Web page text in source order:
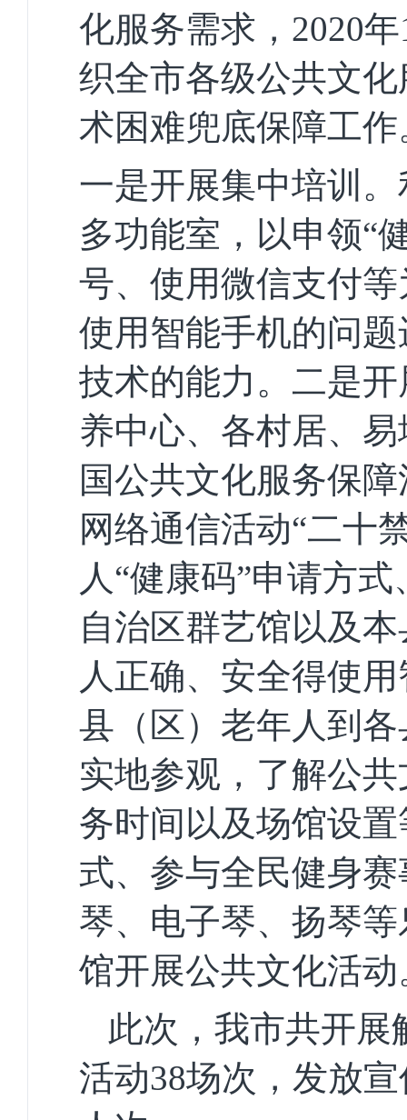
化服务需求，2020
织全市各级公共文
术困难兜底保障工作
一是开展集中培训。
多功能室，以申领“
号、使用微信支付
使用智能手机的问
技术的能力。 二是
养中心、 各村居、 易
国公共文化服务保
网络通信活动“二十
人“健康码”申请方
自治区群艺馆以及
人正确、安全得使
县（区）老年人到
实地参观，了解公
务时间以及场馆设置
式、参与全民健身
琴、电子琴、扬琴
馆开展公共文化活动
此次，我市共开
活动38场次，发放